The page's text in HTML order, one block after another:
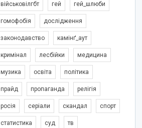
військовілгбт гей гей_шлюби
гомофобія дослідження
законодавство камінґ_аут
кримінал лесбійки медицина
музика освіта політика
прайд пропаганда релігія
росія серіали скандал спорт
статистика суд тв